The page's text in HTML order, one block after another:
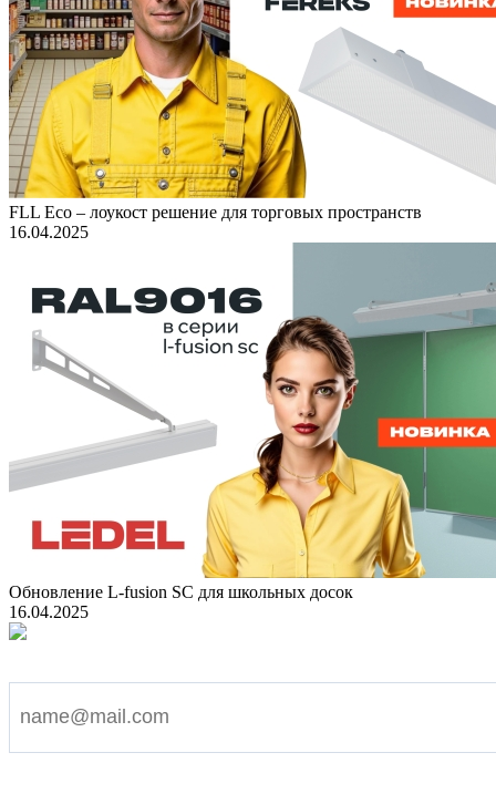
FLL Eco – лоукост решение для торговых пространств
16.04.2025
Обновление L-fusion SC для школьных досок
16.04.2025